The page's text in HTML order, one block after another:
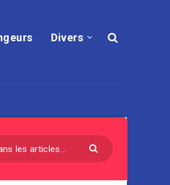
Divers